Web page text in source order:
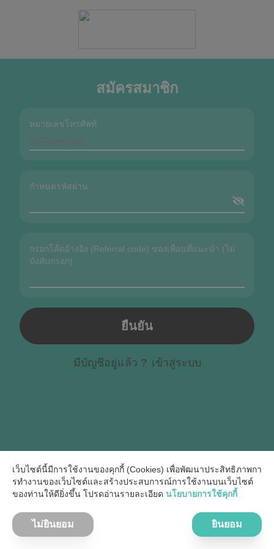
สมัครสมาชิก
หมายเลขโทรศัพท์
กำหนดรหัสผ่าน
กรอกโค้ดอ้างอิง (Referral code) ของเพื่อนที่แนะนำ (ไม่
บังคับกรอก)
ยืนยัน
มีบัญชีอยู่แล้ว ? เข้าสู่ระบบ
เว็บไซต์นี้มีการใช้งานของคุกกี้ (Cookies) เพื่อพัฒนาประสิทธิภาพกา
รทํางานของเว็บไซต์และสร้างประสบการณ์การใช้งานบนเว็บไซต์
ของท่านให้ดียิ่งขึ้น โปรดอ่านรายละเอียด นโยบายการใช้คุกกี้
ไม่ยินยอม ยินยอม